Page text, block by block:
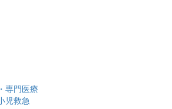
専門医療
児救急